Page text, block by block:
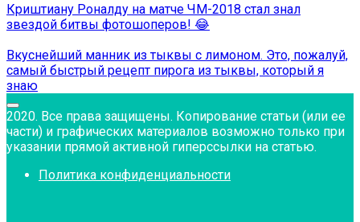
Криштиану Роналду на матче ЧМ-2018 стал знал
звездой битвы фотошоперов! 😂
Вкуснейший манник из тыквы с лимоном. Это, пожалуй,
самый быстрый рецепт пирога из тыквы, который я
знаю
2020. Все права защищены. Копирование статьи (или ее
части) и графических материалов возможно только при
указании прямой активной гиперссылки на статью.
Политика конфиденциальности